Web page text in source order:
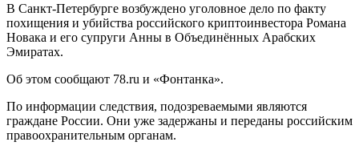
В Санкт-Петербурге возбуждено уголовное дело по факту
похищения и убийства российского криптоинвестора Романа
Новака и его супруги Анны в Объединённых Арабских
Эмиратах.
Об этом сообщают 78.ru и «Фонтанка».
По информации следствия, подозреваемыми являются
граждане России. Они уже задержаны и переданы российским
правоохранительным органам.